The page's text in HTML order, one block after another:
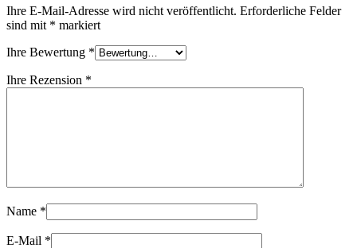
Ihre E-Mail-Adresse wird nicht veröffentlicht. Erforderliche Felder
sind mit * markiert
Ihre Bewertung *
Ihre Rezension *
Name *
E-Mail *